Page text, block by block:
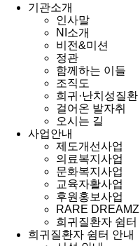
기관소개
인사말
NI소개
비전&미션
정관
함께하는 이들
조직도
희귀·난치성질
걸어온 발자취
오시는 길
사업안내
제도개선사업
의료복지사업
문화복지사업
교육자활사업
후원홍보사업
RARE
희귀질환자 쉼터
희귀질환자 쉼터 안내